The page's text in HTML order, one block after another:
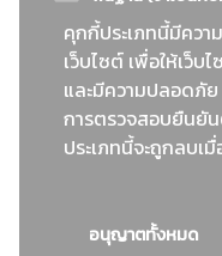
คุกกี้ประเภทนี้มีควา
เว็บไซต์ เพื่อให้เว็บ
และมีความปลอดภัย
การตรวจสอบยืนยั
ประเภทนี้จะถูกลบเ
อนุญาตทั้งหมด
: วิธีเฉพาะเจาะจง
ข่าวสาร/ประกาศ
: เอกสารส่งเสริมความโปร่งใ
ข่าวสารจัดซื้อจัดจ้าง
: แผนการจัดซื้อจัดจ้าง